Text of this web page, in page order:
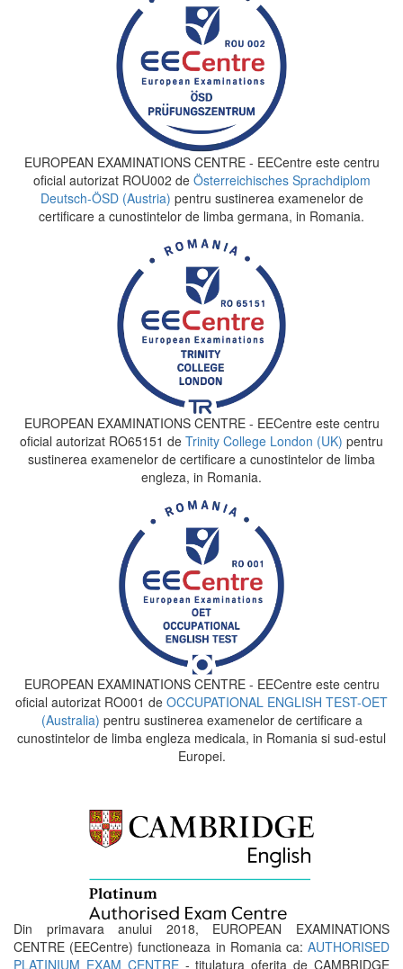
EUROPEAN EXAMINATIONS CENTRE - EECentre este centru
oficial autorizat ROU002 deÖsterreichisches Sprachdiplom
Deutsch-ÖSD (Austria) pentru sustinerea examenelor de
certificare a cunostintelor de limba germana, in Romania.
EUROPEAN EXAMINATIONS CENTRE - EECentre este centru
oficial autorizat RO65151 de Trinity College London (UK) pentru
sustinerea examenelor de certificare a cunostintelor de limba
engleza, in Romania.
EUROPEAN EXAMINATIONS CENTRE - EECentre este centru
oficial autorizat RO001 de OCCUPATIONAL ENGLISH TEST-OET
(Australia) pentru sustinerea examenelor de certificare a
cunostintelor de limba engleza medicala, in Romania si sud-estul
Europei.
Din primavara anului 2018, EUROPEAN EXAMINATIONS
CENTRE (EECentre) functioneaza in Romania ca: AUTHORISED
PLATINIUM EXAM CENTRE- titulatura oferita de CAMBRIDGE